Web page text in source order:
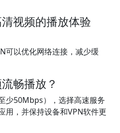
视频的播放体验
可以优化网络连接，减少缓
畅播放？
少50Mbps），选择高速服务
用，并保持设备和VPN软件更